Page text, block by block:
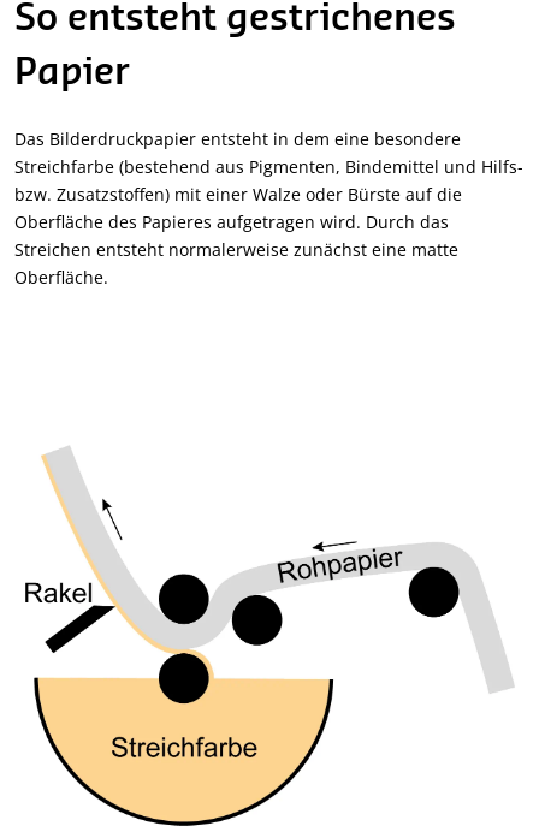
So entsteht gestrichenes
Papier
Das Bilderdruckpapier entsteht in dem eine besondere
Streichfarbe (bestehend aus Pigmenten, Bindemittel und Hilfs-
bzw. Zusatzstoffen) mit einer Walze oder Bürste auf die
Oberfläche des Papieres aufgetragen wird. Durch das
Streichen entsteht normalerweise zunächst eine matte
Oberfläche.